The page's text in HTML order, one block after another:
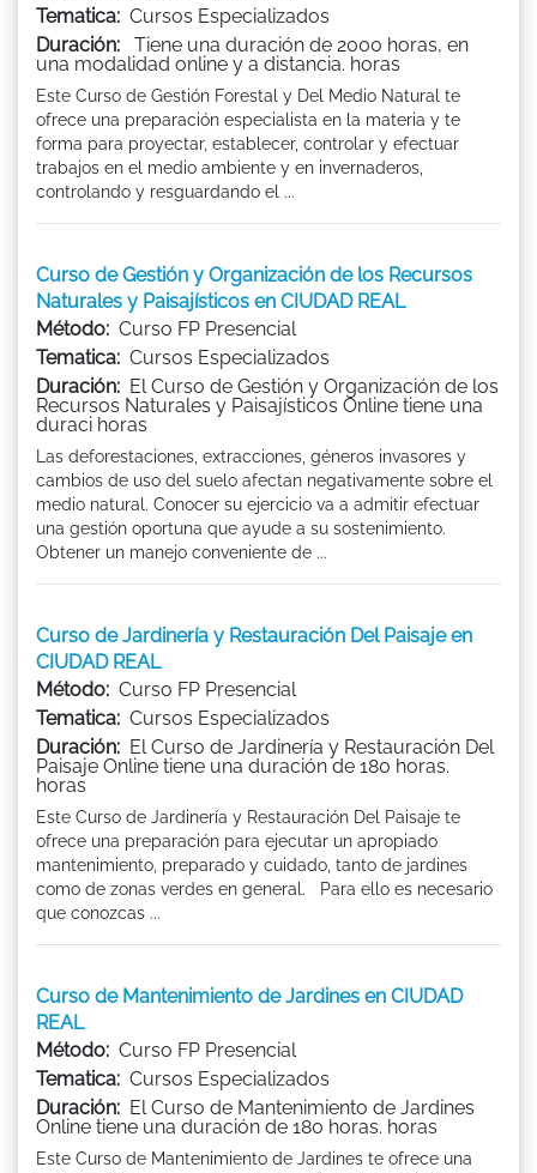
Tematica: Cursos Especializados
Duración:
Tiene una duración de 2000 horas, en
una modalidad online y a distancia. horas
Este Curso de Gestión Forestal y Del Medio Natural te
ofrece una preparación especialista en la materia y te
forma para proyectar, establecer, controlar y efectuar
trabajos en el medio ambiente y en invernaderos,
controlando y resguardando el ...
Curso de Gestión y Organización de los Recursos
Naturales y Paisajísticos en CIUDAD REAL
Método: Curso FP Presencial
Tematica: Cursos Especializados
Duración: El Curso de Gestión y Organización de los
Recursos Naturales y Paisajísticos Online tiene una
duraci horas
Las deforestaciones, extracciones, géneros invasores y
cambios de uso del suelo afectan negativamente sobre el
medio natural. Conocer su ejercicio va a admitir efectuar
una gestión oportuna que ayude a su sostenimiento.
Obtener un manejo conveniente de ...
Curso de Jardinería y Restauración Del Paisaje en
CIUDAD REAL
Método: Curso FP Presencial
Tematica: Cursos Especializados
Duración: El Curso de Jardinería y Restauración Del
Paisaje Online tiene una duración de 180 horas.
horas
Este Curso de Jardinería y Restauración Del Paisaje te
ofrece una preparación para ejecutar un apropiado
mantenimiento, preparado y cuidado, tanto de jardines
como de zonas verdes en general. Para ello es necesario
que conozcas ...
Curso de Mantenimiento de Jardines en CIUDAD
REAL
Método: Curso FP Presencial
Tematica: Cursos Especializados
Duración: El Curso de Mantenimiento de Jardines
Online tiene una duración de 180 horas. horas
Este Curso de Mantenimiento de Jardines te ofrece una